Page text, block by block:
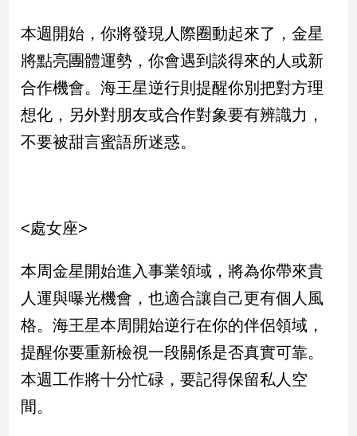
生
活
建
築/
室
內
遊/
星
座/
命
理
消
費
健
康/
本週開始，你將發現人際圈動起來了，金星
將點亮團體運勢，你會遇到談得來的人或新
合作機會。海王星逆行則提醒你別把對方理
想化，另外對朋友或合作對象要有辨識力，
不要被甜言蜜語所迷惑。
<處女座>
本周金星開始進入事業領域，將為你帶來貴
人運與曝光機會，也適合讓自己更有個人風
格。海王星本周開始逆行在你的伴侶領域，
提醒你要重新檢視一段關係是否真實可靠。
本週工作將十分忙碌，要記得保留私人空
間。